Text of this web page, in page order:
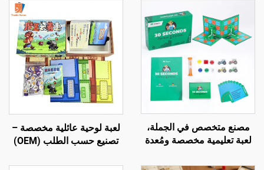
مصنع متخصص في الجملة،
لعبة تعليمية مخصصة ومُعدة
بقطع بلاستيكية لمدة 30 ثانية
لعبة لوحية عائلية مخصصة –
تصنيع حسب الطلب (OEM)